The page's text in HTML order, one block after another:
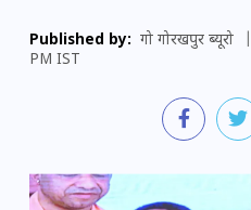
Published by: गो गोरखपुर ब्यूरो
PM IST